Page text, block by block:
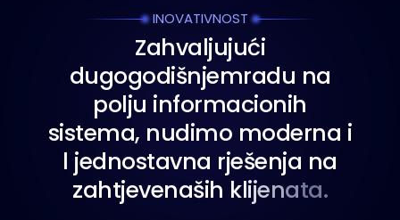
INOVATIVNOST
Zahvaljujući
dugogodišnjemradu na
polju informacionih
sistema, nudimo moderna i
l jednostavna rješenja na
zahtjevenaših klijenata.